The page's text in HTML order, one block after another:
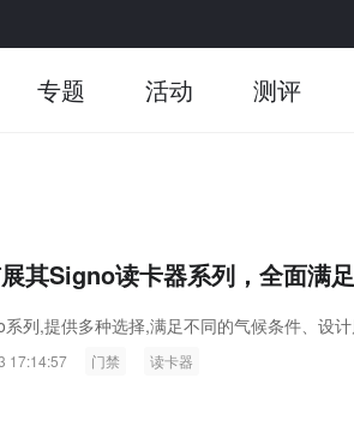
专题 活动 测评
其Signo读卡器系列，全面满
列,提供多种选择,满足不同的气候条件、设计
17:14:57 门禁 读卡器